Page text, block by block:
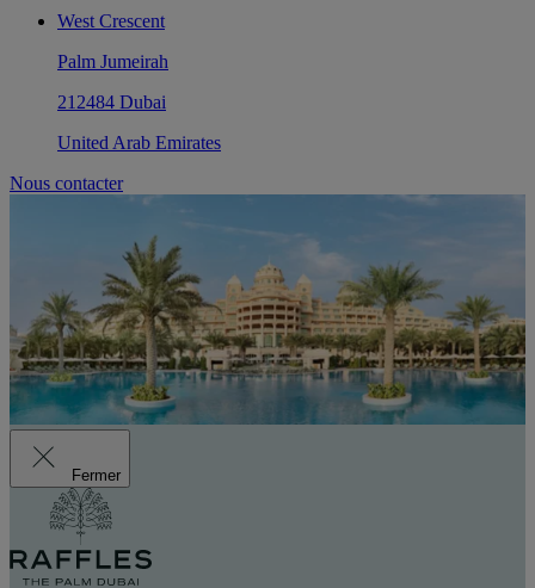
West Crescent
Palm Jumeirah
212484 Dubai
United Arab Emirates
Nous contacter
Fermer